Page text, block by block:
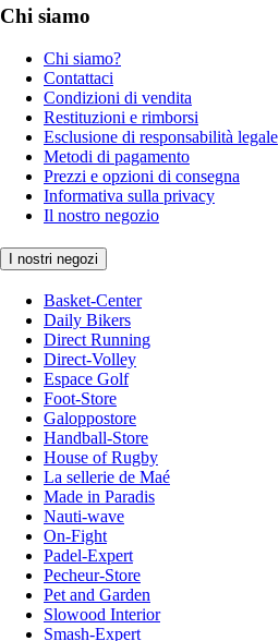
Chi siamo
Chi siamo?
Contattaci
Condizioni di vendita
Restituzioni e rimborsi
Esclusione di responsabilità legale
Metodi di pagamento
Prezzi e opzioni di consegna
Informativa sulla privacy
Il nostro negozio
I nostri negozi
Basket-Center
Daily Bikers
Direct Running
Direct-Volley
Espace Golf
Foot-Store
Galoppostore
Handball-Store
House of Rugby
La sellerie de Maé
Made in Paradis
Nauti-wave
On-Fight
Padel-Expert
Pecheur-Store
Pet and Garden
Slowood Interior
Smash-Expert